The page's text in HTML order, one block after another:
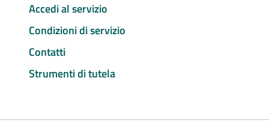
Accedi al servizio
Condizioni di servizio
Contatti
Strumenti di tutela